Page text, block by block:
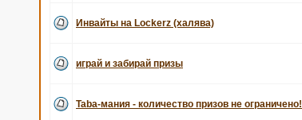
Инвайты на Lockerz (халява)
играй и забирай призы
Taba-мания - количество призов не ограничено!